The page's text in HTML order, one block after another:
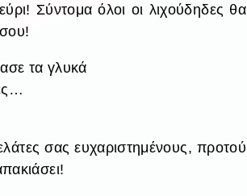
Σύντομα όλοι οι λιχούδηδες θα
τα γλυκά
σας ευχαριστημένους, προτού